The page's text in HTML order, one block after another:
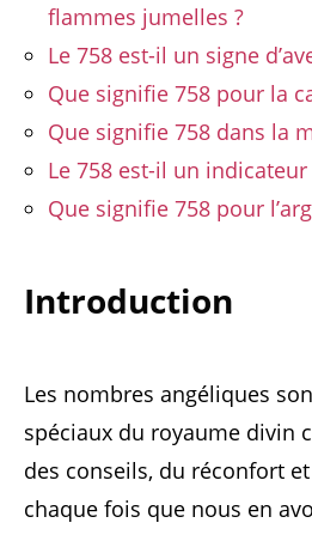
flammes jumelles ?
Le 758 est-il un signe
Que signifie 758 pour la
Que signifie 758 dans la
Le 758 est-il un indicateur
Que signifie 758 pour
Introduction
Les nombres angéliques
spéciaux du royaume divin
des conseils, du réconfort
chaque fois que nous en